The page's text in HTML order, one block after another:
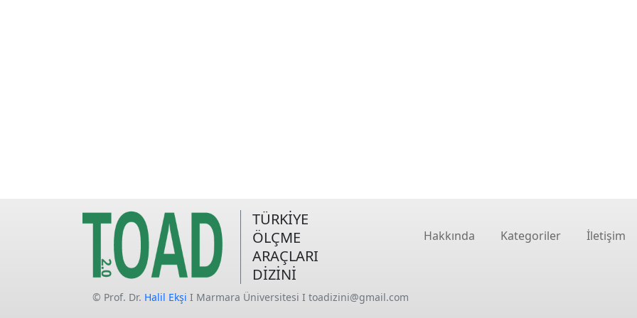
TÜRKİYE
ÖLÇME
ARAÇLARI
DİZİNİ
Hakkında Kategoriler İletişim
© Prof. Dr. Halil Ekşi I Marmara Üniversitesi I toadizini@gmail.com